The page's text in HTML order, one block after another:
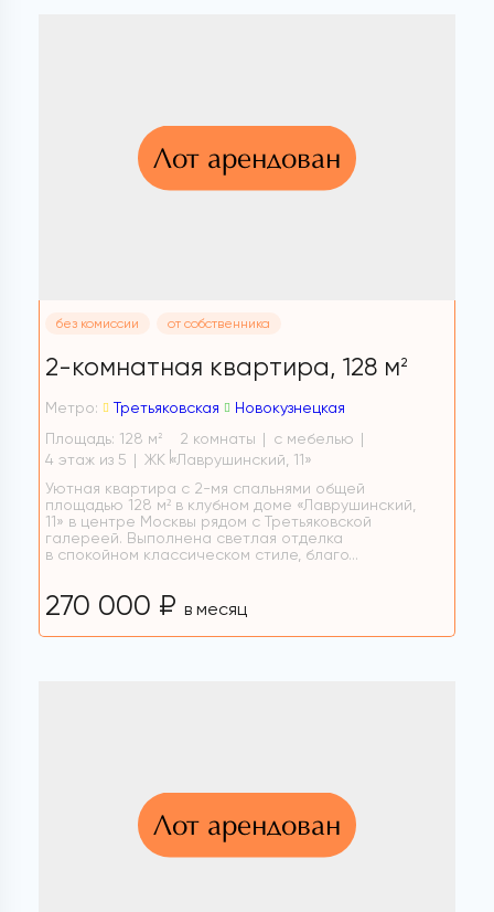
Лот арендован
без комиссии от собственника
2-комнатная квартира, 128 м2
Метро: Третьяковская
Новокузнецкая
Площадь: 128 м 2 2 комнаты
с мебелью
4 этаж из 5
ЖК «Лаврушинский, 11»
Уютная квартира с 2-мя спальнями общей
площадью 128 м² в клубном доме «Лаврушинский,
11» в центре Москвы рядом с Третьяковской
галереей. Выполнена светлая отделка
в спокойном классическом стиле, благо...
270 000 ₽ в месяц
Лот арендован